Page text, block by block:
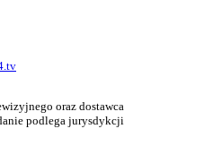
oraz dostawca
podlega jurysdykcji